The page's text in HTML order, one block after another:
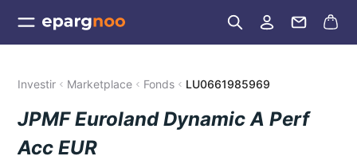
Investir Marketplace Fonds LU0661985969
JPMF Euroland Dynamic A Perf
Acc EUR